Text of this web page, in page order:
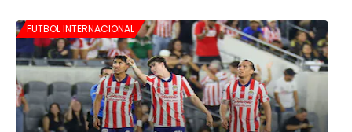
FUTBOL INTERNACIONAL